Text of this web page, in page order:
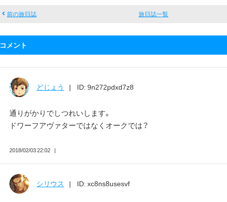
u
前の旅日誌 旅日誌一覧
コメント
どじょう ID: 9n272pdxd7z8
通りがかりでしつれいします。
ドワーフアヴァターではなくオークでは？
2018/02/03 22:02
シリウス ID: xc8ns8usesvf